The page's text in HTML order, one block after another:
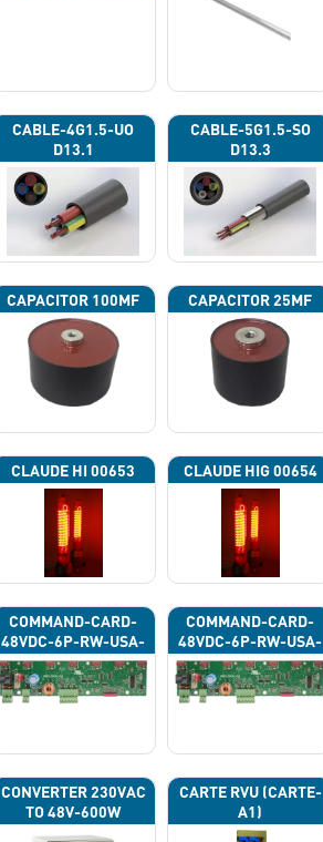
CABLE-4G1.5-UO
D13.1
CABLE-5G1.5-SO
D13.3
CAPACITOR 100ΜF CAPACITOR 25ΜF
CLAUDE HI 00653 CLAUDE HIG 00654
COMMAND-CARD-
48VDC-6P-RW-USA-
43H
COMMAND-CARD-
48VDC-6P-RW-USA-
43J
CONVERTER 230VAC
TO 48V-600W
CARTE RVU (CARTE-
A1)